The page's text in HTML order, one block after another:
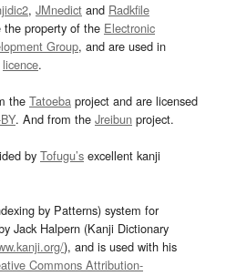
, JMnedict and Radkfile
the property of the Electronic
Group, and are used in
licence.
the Tatoeba project and are licensed
. And from the Jreibun project.
by Tofugu’s excellent kanji
by Patterns) system for
Jack Halpern (Kanji Dictionary
), and is used with his
Commons Attribution-